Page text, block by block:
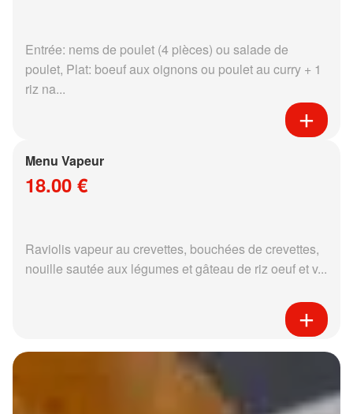
Entrée: nems de poulet (4 pièces) ou salade de
poulet, Plat: boeuf aux oignons ou poulet au curry + 1
riz na...
Menu Vapeur
18.00 €
Raviolis vapeur au crevettes, bouchées de crevettes,
nouille sautée aux légumes et gâteau de riz oeuf et v...